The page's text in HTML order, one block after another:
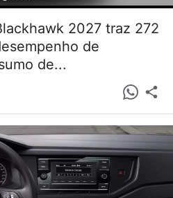
2027 traz 272
de
de...